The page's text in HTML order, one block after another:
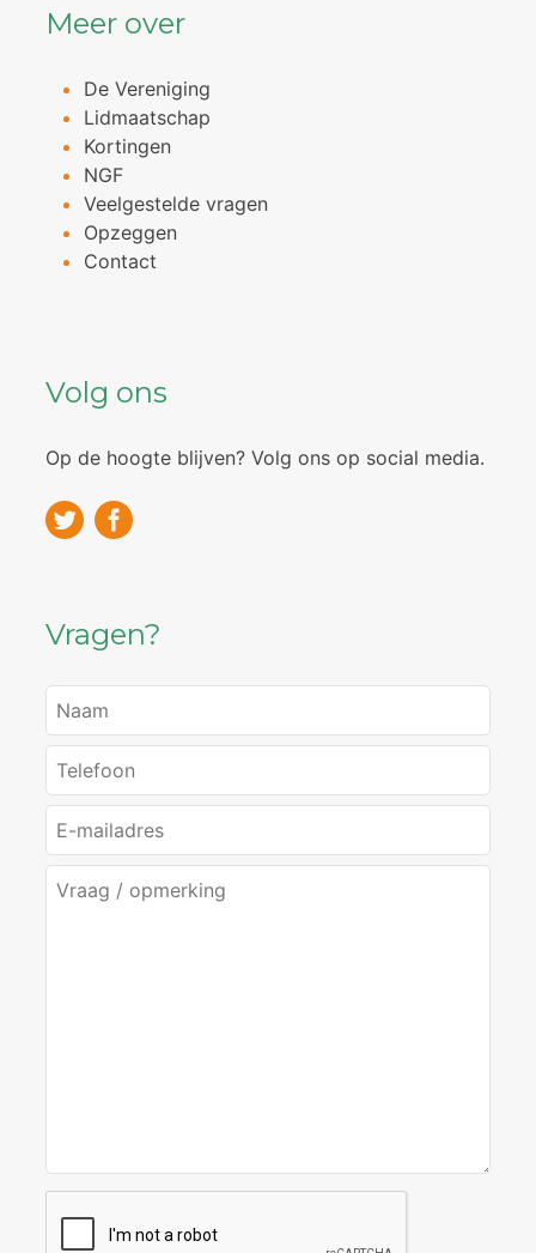
Meer over
De Vereniging
Lidmaatschap
Kortingen
NGF
Veelgestelde vragen
Opzeggen
Contact
Volg ons
Op de hoogte blijven? Volg ons op social media.
Vragen?